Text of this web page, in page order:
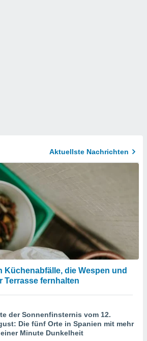
Aktuellste Nachrichten
Küchenabfälle, die Wespen und
Terrasse fernhalten
der Sonnenfinsternis vom 12.
Die fünf Orte in Spanien mit mehr
Minute Dunkelheit